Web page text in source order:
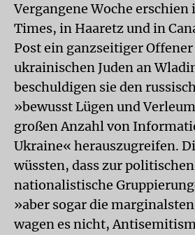
Vergangene Woche erschien
Times, in Haaretz und in
Post ein ganzseitiger
ukrainischen Juden an
beschuldigen sie den
»bewusst Lügen und
großen Anzahl von
Ukraine« herauszugreifen.
wüssten, dass zur
nationalistische
»aber sogar die
wagen es nicht,